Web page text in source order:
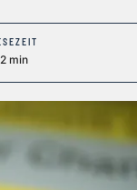
2 min